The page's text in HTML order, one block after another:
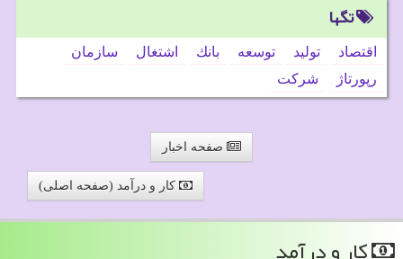
تگها
اقتصاد تولید توسعه بانك اشتغال
سازمان
رپورتاژ
شركت
صفحه اخبار
کار و درآمد (صفحه اصلی)